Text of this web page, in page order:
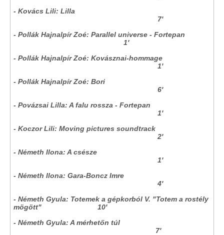
- Kovács Lili: Lilla
7'
- Pollák Hajnalpír Zoé: Parallel universe - Fortepan
1'
- Pollák Hajnalpír Zoé: Kovásznai-hommage
1'
- Pollák Hajnalpír Zoé: Bori
6'
- Povázsai Lilla: A falu rossza - Fortepan
1'
- Koczor Lili: Moving pictures soundtrack
2'
- Németh Ilona: A csésze
1'
- Németh Ilona: Gara-Boncz Imre
4'
- Németh Gyula: Totemek a gépkorból V. "Totem a rostély
mögött" 10'
- Németh Gyula: A mérhetőn túl
7'